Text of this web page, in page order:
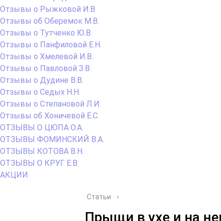
Отзывы о Рыжковой И.В.
Отзывы об Оберемок М.В.
Отзывы о Тутченко Ю.В.
Отзывы о Панфиловой Е.Н.
Отзывы о Хмелевой И.В.
Отзывы о Павловой З.В.
Отзывы о Дудине В.В.
Отзывы о Седых Н.Н.
Отзывы о Степановой Л.И.
Отзывы об Хоничевой Е.С.
ОТЗЫВЫ О ЦЮПА О.А.
ОТЗЫВЫ ФОМИНСКИЙ В.А.
ОТЗЫВЫ КОТОВА В.Н.
ОТЗЫВЫ О КРУГ Е.В.
АКЦИИ
Статьи ›
Прыщи в ухе и на